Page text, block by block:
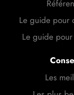
Le guide pour
Le guide
Les